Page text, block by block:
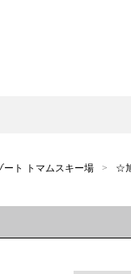
ート トマムスキー場
☆